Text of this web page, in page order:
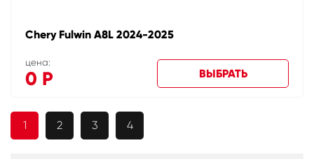
Chery Fulwin A8L 2024-2025
цена:
0 Р ВЫБРАТЬ
1 2 3 4